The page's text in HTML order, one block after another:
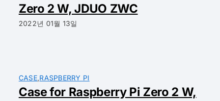
Zero 2 W, JDUO ZWC
2022년 01월 13일
CASE,RASPBERRY PI
Case for Raspberry Pi Zero 2 W,